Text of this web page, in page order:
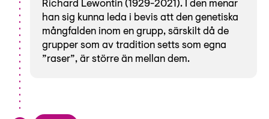
Richard Lewontin (1929-2021). I den menar
han sig kunna leda i bevis att den genetiska
mångfalden inom en grupp, särskilt då de
grupper som av tradition setts som egna
”raser”, är större än mellan dem.